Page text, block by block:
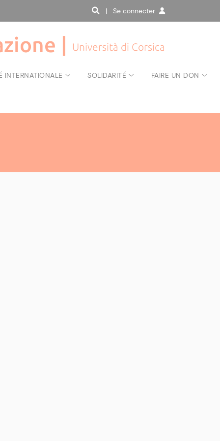
| Se connecter
| Università di Corsica
INTERNATIONALE SOLIDARITÉ FAIRE UN DON